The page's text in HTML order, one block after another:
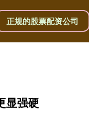
正规的股票配资公司
显强硬